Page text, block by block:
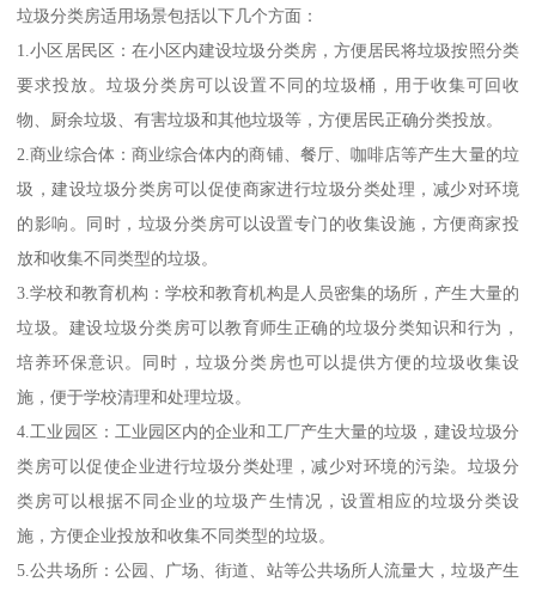
垃圾分类房适用场景包括以下几个方面：
1.小区居民区：在小区内建设垃圾分类房，方便居民将垃圾按照分类
要求投放。垃圾分类房可以设置不同的垃圾桶，用于收集可回收
物、厨余垃圾、有害垃圾和其他垃圾等，方便居民正确分类投放。
2.商业综合体：商业综合体内的商铺、餐厅、咖啡店等产生大量的垃
圾，建设垃圾分类房可以促使商家进行垃圾分类处理，减少对环境
的影响。同时，垃圾分类房可以设置专门的收集设施，方便商家投
放和收集不同类型的垃圾。
3.学校和教育机构：学校和教育机构是人员密集的场所，产生大量的
垃圾。建设垃圾分类房可以教育师生正确的垃圾分类知识和行为，
培养环保意识。同时，垃圾分类房也可以提供方便的垃圾收集设
施，便于学校清理和处理垃圾。
4.工业园区：工业园区内的企业和工厂产生大量的垃圾，建设垃圾分
类房可以促使企业进行垃圾分类处理，减少对环境的污染。垃圾分
类房可以根据不同企业的垃圾产生情况，设置相应的垃圾分类设
施，方便企业投放和收集不同类型的垃圾。
5.公共场所：公园、广场、街道、站等公共场所人流量大，垃圾产生